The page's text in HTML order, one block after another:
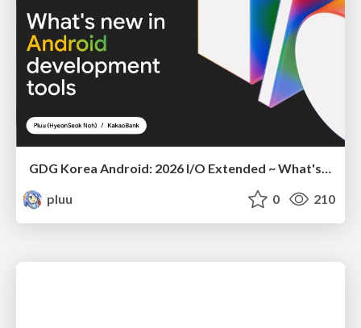
GDG Korea Android: 2026 I/O Extended ~ What's new in Android development tools
pluu
0 210